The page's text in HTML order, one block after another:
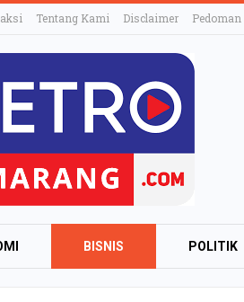
Tentang Kami Disclaimer
BISNIS POLITIK